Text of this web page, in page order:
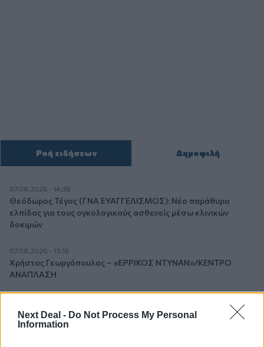
Next Deal - Do Not Process My Personal
Information
Ροή ειδήσεων Δημοφιλή
07.08.2026 - 14:38
Θεόδωρος Τέγος (ΓΝΑ ΕΥΑΓΓΕΛΙΣΜΟΣ): Νέο παράθυρο
ελπίδας για τους ογκολογικούς ασθενείς μέσω κλινικών
δοκιμών
07.08.2026 - 13:16
Χρήστος Γεωργόπουλος – «ΕΡΡΙΚΟΣ ΝΤΥΝΑΝ»/ΚΕΝΤΡΟ
ΑΝΑΠΛΑΣΗ
Allianz: Ισχυρές επιδόσεις στο α’ εξάμηνο του 2026 – Ο Oliver
Bäte συνδέει τα αποτελέσματα με το κλείσιμο του